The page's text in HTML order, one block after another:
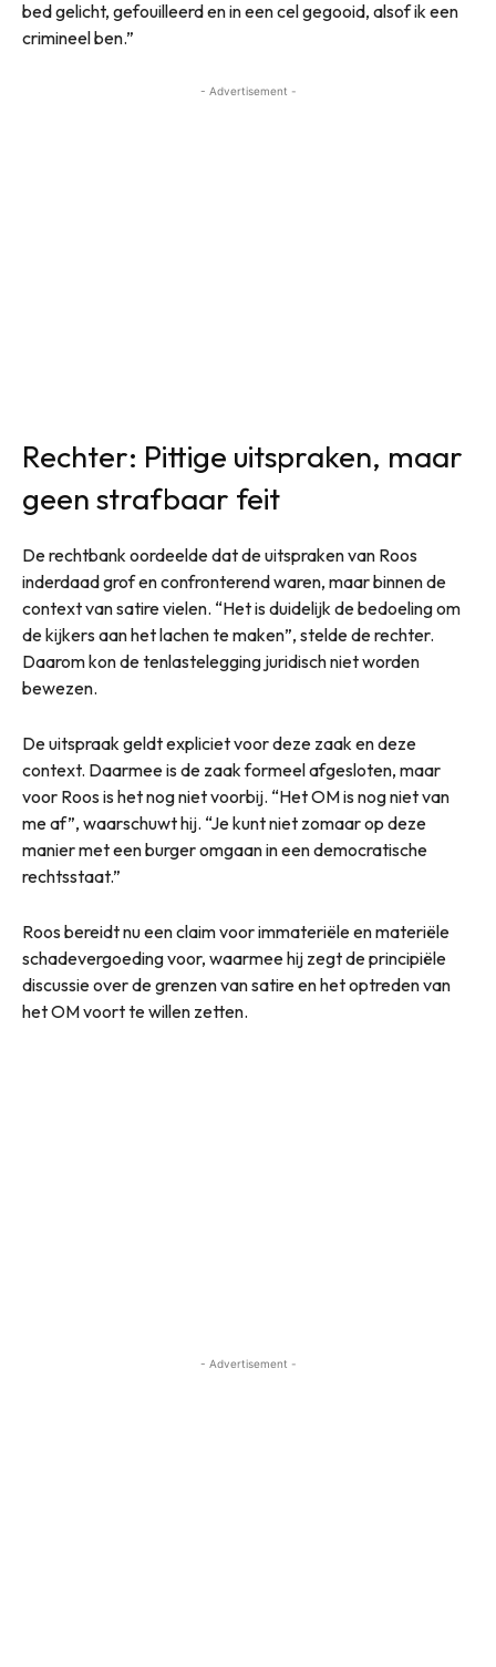
bed gelicht, gefouilleerd en in een cel gegooid, alsof ik een
crimineel ben.”
- Advertisement -
Rechter: Pittige uitspraken, maar
geen strafbaar feit
De rechtbank oordeelde dat de uitspraken van Roos
inderdaad grof en confronterend waren, maar binnen de
context van satire vielen. “Het is duidelijk de bedoeling om
de kijkers aan het lachen te maken”, stelde de rechter.
Daarom kon de tenlastelegging juridisch niet worden
bewezen.
De uitspraak geldt expliciet voor deze zaak en deze
context. Daarmee is de zaak formeel afgesloten, maar
voor Roos is het nog niet voorbij. “Het OM is nog niet van
me af”, waarschuwt hij. “Je kunt niet zomaar op deze
manier met een burger omgaan in een democratische
rechtsstaat.”
Roos bereidt nu een claim voor immateriële en materiële
schadevergoeding voor, waarmee hij zegt de principiële
discussie over de grenzen van satire en het optreden van
het OM voort te willen zetten.
- Advertisement -